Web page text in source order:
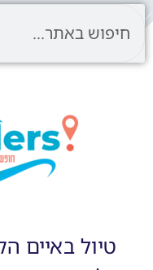
טיול באיים